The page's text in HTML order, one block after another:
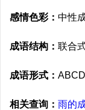
感情色彩： 中性
成语结构： 联合
成语形式：
相关查询： 雨的